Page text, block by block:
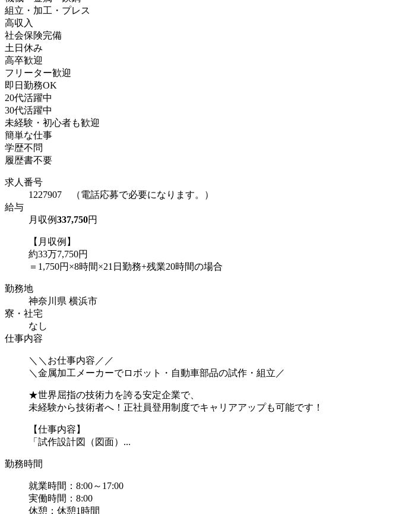
組立・加工・プレス
高収入
社会保険完備
土日休み
高卒歓迎
フリーター歓迎
即日勤務OK
20代活躍中
30代活躍中
未経験・初心者も歓迎
簡単な仕事
学歴不問
履歴書不要
求人番号
1227907 （電話応募で必要になります。）
給与
月収例337,750円
【月収例】
約33万7,750円
＝1,750円×8時間×21日勤務+残業20時間の場合
勤務地
神奈川県 横浜市
寮・社宅
なし
仕事内容
＼＼お仕事内容／／
＼金属加工メーカーでロボット・自動車部品の試作・組立／
★世界屈指の技術力を誇る安定企業で、
未経験から技術者へ！正社員登用制度でキャリアアップも可能です！
【仕事内容】
「試作設計図（図面）...
勤務時間
就業時間：8:00～17:00
実働時間：8:00
休憩：休憩1時間